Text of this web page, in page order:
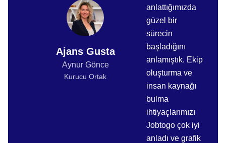
Ajans Gusta
Aynur Gönce
Kurucu Ortak
anlattığımızda
güzel bir
sürecin
başladığını
anlamıştık. Ekip
oluşturma ve
insan kaynağı
bulma
ihtiyaçlarımızı
Jobtogo çok iyi
anladı ve grafik